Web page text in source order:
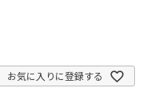
お気に入りに登録する